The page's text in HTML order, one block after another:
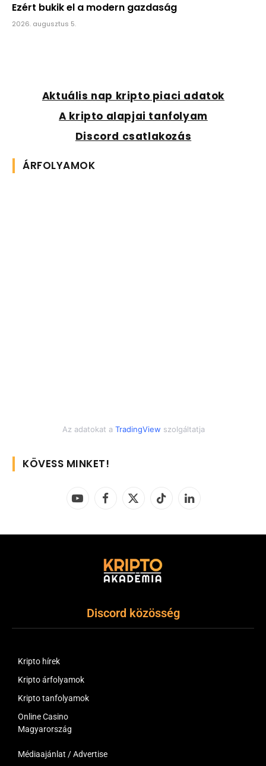
Ezért bukik el a modern gazdaság
2026. augusztus 5.
Aktuális nap kripto piaci adatok
A kripto alapjai tanfolyam
Discord csatlakozás
ÁRFOLYAMOK
Az adatokat a TradingView szolgáltatja
KÖVESS MINKET!
YouTubeFacebook
X
TikTok LinkedIn
Discord közösség
Kripto hírek
Kripto árfolyamok
Kripto tanfolyamok
Online Casino
Magyarország
Médiaajánlat / Advertise